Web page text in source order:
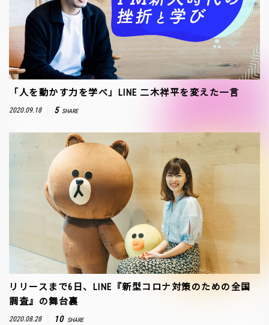
「人を動かす力を学べ」LINE 二木祥平を変えた一言
2020.09.18 5 SHARE
リリースまで6日、LINE『新型コロナ対策のための全国
調査』の舞台裏
2020.08.28 10 SHARE